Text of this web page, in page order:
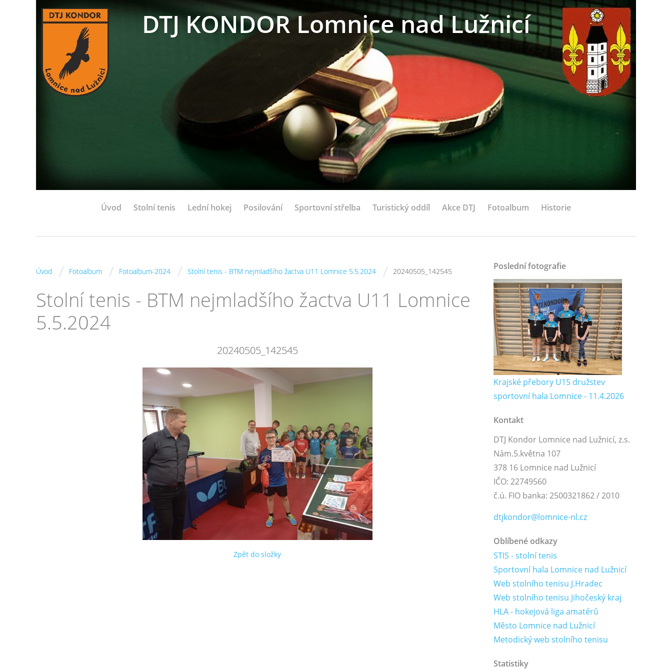
DTJ KONDOR Lomnice nad Lužnicí
Úvod Stolní tenis Lední hokej Posilování Sportovní střelba Turistický oddíl Akce DTJ Fotoalbum Historie
Úvod / Fotoalbum / Fotoalbum-2024 / Stolní tenis - BTM nejmladšího žactva U11 Lomnice 5.5.2024 / 20240505_142545
Stolní tenis - BTM nejmladšího žactva U11 Lomnice
5.5.2024
20240505_142545
Zpět do složky
Poslední fotografie
Krajské přebory U15 družstev
sportovní hala Lomnice - 11.4.2026
Kontakt
DTJ Kondor Lomnice nad Lužnicí, z.s.
Nám.5.května 107
378 16 Lomnice nad Lužnicí
IČO: 22749560
č.ú. FIO banka: 2500321862 / 2010
dtjkondor@lomnice-nl.cz
Oblíbené odkazy
STIS - stolní tenis
Sportovní hala Lomnice nad Lužnicí
Web stolního tenisu J.Hradec
Web stolního tenisu Jihočeský kraj
HLA - hokejová liga amatérů
Město Lomnice nad Lužnicí
Metodický web stolního tenisu
Statistiky